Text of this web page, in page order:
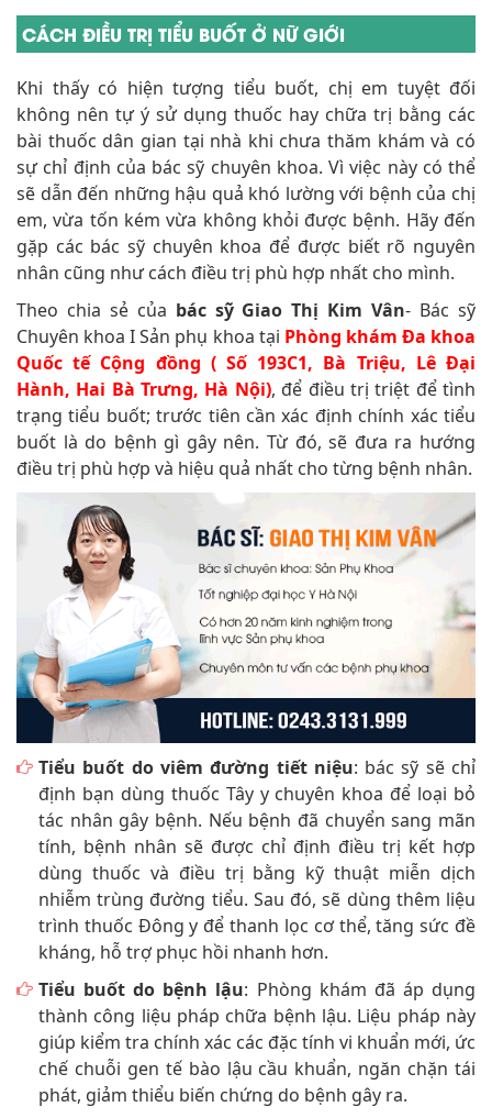
CÁCH ĐIỀU TRỊ TIỂU BUỐT Ở NỮ GIỚI
Khi thấy có hiện tượng tiểu buốt, chị em tuyệt đối
không nên tự ý sử dụng thuốc hay chữa trị bằng các
bài thuốc dân gian tại nhà khi chưa thăm khám và có
sự chỉ định của bác sỹ chuyên khoa. Vì việc này có thể
sẽ dẫn đến những hậu quả khó lường với bệnh của chị
em, vừa tốn kém vừa không khỏi được bệnh. Hãy đến
gặp các bác sỹ chuyên khoa để được biết rõ nguyên
nhân cũng như cách điều trị phù hợp nhất cho mình.
Theo chia sẻ của bác sỹ Giao Thị Kim Vân- Bác sỹ
Chuyên khoa I Sản phụ khoa tại Phòng khám Đa khoa
Quốc tế Cộng đồng ( Số 193C1, Bà Triệu, Lê Đại
Hành, Hai Bà Trưng, Hà Nội), để điều trị triệt để tình
trạng tiểu buốt; trước tiên cần xác định chính xác tiểu
buốt là do bệnh gì gây nên. Từ đó, sẽ đưa ra hướng
điều trị phù hợp và hiệu quả nhất cho từng bệnh nhân.
Tiểu buốt do viêm đường tiết niệu: bác sỹ sẽ chỉ
định bạn dùng thuốc Tây y chuyên khoa để loại bỏ
tác nhân gây bệnh. Nếu bệnh đã chuyển sang mãn
tính, bệnh nhân sẽ được chỉ định điều trị kết hợp
dùng thuốc và điều trị bằng kỹ thuật miễn dịch
nhiễm trùng đường tiểu. Sau đó, sẽ dùng thêm liệu
trình thuốc Đông y để thanh lọc cơ thể, tăng sức đề
kháng, hỗ trợ phục hồi nhanh hơn.
Tiểu buốt do bệnh lậu: Phòng khám đã áp dụng
thành công liệu pháp chữa bệnh lậu. Liệu pháp này
giúp kiểm tra chính xác các đặc tính vi khuẩn mới, ức
chế chuỗi gen tế bào lậu cầu khuẩn, ngăn chặn tái
phát, giảm thiểu biến chứng do bệnh gây ra.